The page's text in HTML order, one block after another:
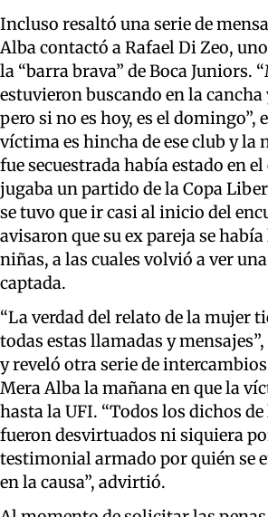
Incluso resaltó una serie de
Alba contactó a Rafael Di Zeo,
la “barra brava” de Boca Juniors.
estuvieron buscando en la
pero si no es hoy, es el domingo”,
víctima es hincha de ese club y la
fue secuestrada había estado en el
jugaba un partido de la Copa
se tuvo que ir casi al inicio del
avisaron que su ex pareja se
niñas, a las cuales volvió a ver
captada.
“La verdad del relato de la mujer
todas estas llamadas y
y reveló otra serie de
Mera Alba la mañana en que la
hasta la UFI. “Todos los dichos
fueron desvirtuados ni siquiera
testimonial armado por quién se
en la causa”, advirtió.